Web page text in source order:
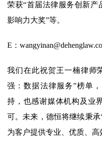
荣获“首届法律服务创新产
影响力大奖”等。
E：
我们在此祝贺王一楠律师
强：数据法律服务”榜单
持，也感谢媒体机构及业
可。未来，德恒将继续秉承
为客户提供专业、优质、高